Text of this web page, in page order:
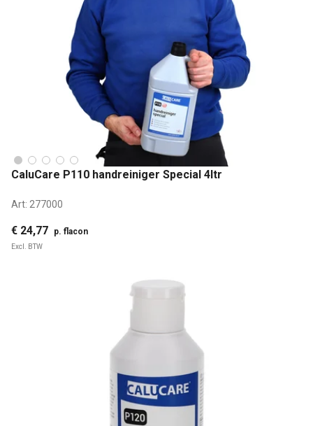
CaluCare P110 handreiniger Special 4ltr
Art: 277000
€ 24,77 p. flacon
Excl. BTW